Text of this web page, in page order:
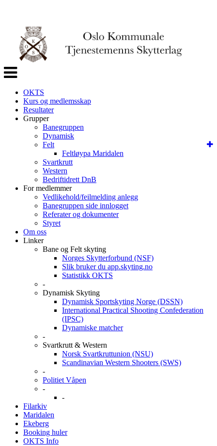
Veksle
navigasjon
OKTS
Kurs og medlemsskap
Resultater
Grupper
Banegruppen
Dynamisk
Felt
Feltløypa Maridalen
Svartkrutt
Western
Bedriftidrett DnB
For medlemmer
Vedlikehold/feilmelding anlegg
Banegruppen side innlogget
Referater og dokumenter
Styret
Om oss
Linker
Bane og Felt skyting
Norges Skytterforbund (NSF)
Slik bruker du app.skyting.no
Statistikk OKTS
-
Dynamisk Skyting
Dynamisk Sportskyting Norge (DSSN)
International Practical Shooting Confederation
(IPSC)
Dynamiske matcher
-
Svartkrutt & Western
Norsk Svartkruttunion (NSU)
Scandinavian Western Shooters (SWS)
-
Politiet Våpen
-
-
Filarkiv
Maridalen
Ekeberg
Booking huler
OKTS Info